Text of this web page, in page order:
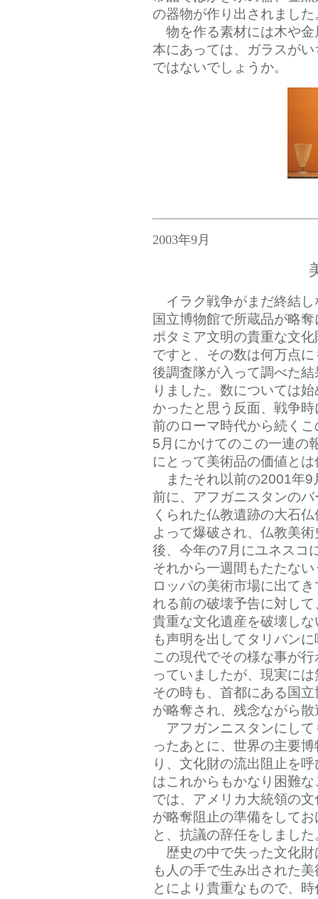
の器物が作り出されました
物を作る素材には木や金
本にあっては、ガラスが
ではないでしょうか。
2003年9月
イラク戦争がまだ終結し
国立博物館で所蔵品が略
ポタミア文明の貴重な文
ですと、その数は何万点
後調査隊が入って調べた
りました。数については
かったと思う反面、戦争
前のローマ時代から続く
5月にかけてのこの一連の
にとって美術品の価値と
またそれ以前の2001年9
前に、アフガニスタンの
くられた仏教遺跡の大石
よって爆破され、仏教美
後、今年の7月にユネスコ
それから一週間もたたな
ロッパの美術市場に出て
れる前の破壊予告に対し
貴重な文化遺産を破壊し
も声明を出してタリバン
この現代でその様な事が
っていましたが、現実に
その時も、首都にある国
が略奪され、残念ながら
アフガンニスタンにして
ったあとに、世界の主要
り、文化財の流出阻止を
はこれからもかなり困難
では、アメリカ大統領の
が略奪阻止の準備をして
と、抗議の辞任をしました
歴史の中で失った文化財
も人の手で生み出された
とにより貴重なもので、